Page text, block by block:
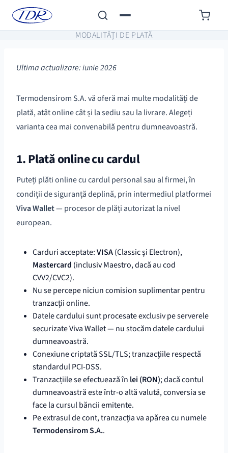
MODALITĂȚI DE PLATĂ
Ultima actualizare: iunie 2026
Termodensirom S.A. vă oferă mai multe modalități de
plată, atât online cât și la sediu sau la livrare. Alegeți
varianta cea mai convenabilă pentru dumneavoastră.
1. Plată online cu cardul
Puteți plăti online cu cardul personal sau al firmei, în
condiții de siguranță deplină, prin intermediul platformei
Viva Wallet— procesor de plăți autorizat la nivel
european.
Carduri acceptate:VISA(Classic și Electron),
Mastercard (inclusiv Maestro, dacă au cod
CVV2/CVC2).
Nu se percepe niciun comision suplimentar pentru
tranzacții online.
Datele cardului sunt procesate exclusiv pe serverele
securizate Viva Wallet — nu stocăm datele cardului
dumneavoastră.
Conexiune criptată SSL/TLS; tranzacțiile respectă
standardul PCI-DSS.
Tranzacțiile se efectuează în lei (RON); dacă contul
dumneavoastră este într-o altă valută, conversia se
face la cursul băncii emitente.
Pe extrasul de cont, tranzacția va apărea cu numele
Termodensirom S.A..